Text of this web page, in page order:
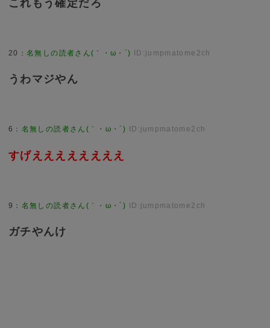
これもう確定だろ
20 ：名無しの読者さん(｀・ω・´) ID:jumpmatome2ch
うわマジやん
6 ： 名無しの読者さん(｀・ω・´) ID:jumpmatome2ch
すげええええええええ
9 ： 名無しの読者さん(｀・ω・´) ID:jumpmatome2ch
ガチやんけ